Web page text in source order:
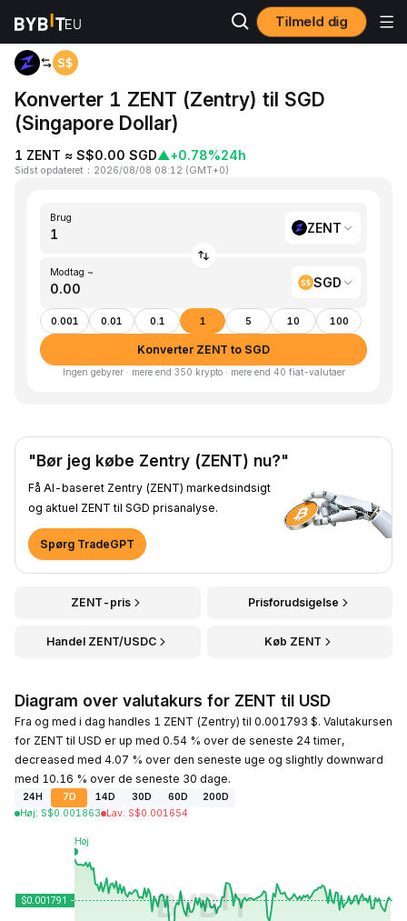
Tilmeld dig
Hjem ZENT to SGD
Konverter 1 ZENT (Zentry) til SGD
(Singapore Dollar)
1 ZENT ≈ S$0.00 SGD▲+0.78%24h
Sidst opdateret ： 2026/08/08 08:12 (GMT+0)
Brug
ZENT
Modtag ~
SGD
0.001 0.01 0.1 1 5 10 100
Konverter ZENT to SGD
Ingen gebyrer · mere end 350 krypto · mere end 40 fiat-valutaer
"Bør jeg købe Zentry (ZENT) nu?"
Få AI-baseret Zentry (ZENT) markedsindsigt
og aktuel ZENT til SGD prisanalyse.
Spørg TradeGPT
ZENT-pris Prisforudsigelse
Handel ZENT/USDC Køb ZENT
Diagram over valutakurs for ZENT til USD
Fra og med i dag handles 1 ZENT (Zentry) til 0.001793 $. Valutakursen
for ZENT til USD er up med 0.54 % over de seneste 24 timer,
decreased med 4.07 % over den seneste uge og slightly downward
med 10.16 % over de seneste 30 dage.
24H 7D 14D 30D 60D
200D
Høj: S$0.001863 Lav: S$0.001654